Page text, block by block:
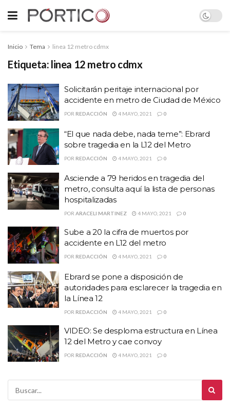
Inicio Tema linea 12 metro cdmx
Etiqueta: linea 12 metro cdmx
Solicitarán peritaje internacional por
accidente en metro de Ciudad de México
POR REDACCIÓN 4 MAYO, 2021 0
“El que nada debe, nada teme”: Ebrard
sobre tragedia en la L12 del Metro
POR REDACCIÓN 4 MAYO, 2021 0
Asciende a 79 heridos en tragedia del
metro, consulta aquí la lista de personas
hospitalizadas
POR ARACELI MARTINEZ 4 MAYO, 2021 0
Sube a 20 la cifra de muertos por
accidente en L12 del metro
POR REDACCIÓN 4 MAYO, 2021 0
Ebrard se pone a disposición de
autoridades para esclarecer la tragedia en
la Línea 12
POR REDACCIÓN 4 MAYO, 2021 0
VIDEO: Se desploma estructura en Línea
12 del Metro y cae convoy
POR REDACCIÓN 4 MAYO, 2021 0